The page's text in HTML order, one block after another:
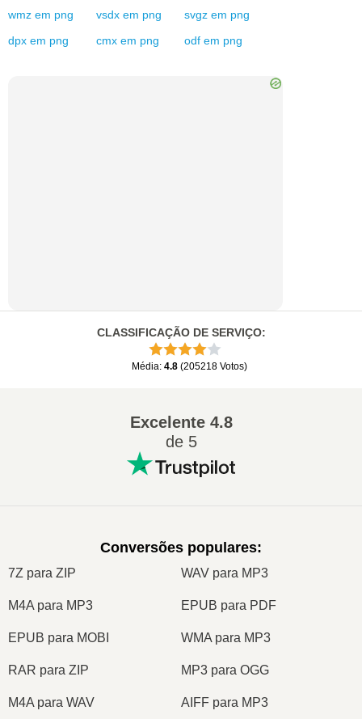
wmz em png vsdx em png svgz em png
dpx em png cmx em png odf em png
CLASSIFICAÇÃO DE SERVIÇO:
Média: 4.8 (205218 Votos)
Excelente4.8
de 5
Conversões populares:
7Z para ZIP WAV para MP3
M4A para MP3 EPUB para PDF
EPUB para MOBI WMA para MP3
RAR para ZIP MP3 para OGG
M4A para WAV AIFF para MP3